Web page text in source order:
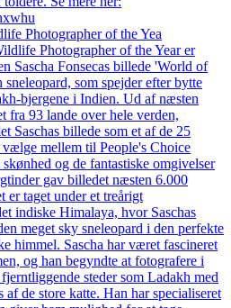
Photographer of the Yea